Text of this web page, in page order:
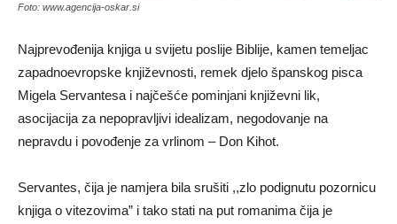
Foto: www.agencija-oskar.si
Najprevođenija knjiga u svijetu poslije Biblije, kamen temeljac
zapadnoevropske književnosti, remek djelo španskog pisca
Migela Servantesa i najčešće pominjani književni lik,
asocijacija za nepopravljivi idealizam, negodovanje na
nepravdu i povođenje za vrlinom – Don Kihot.
Servantes, čija je namjera bila srušiti ,,zlo podignutu pozornicu
knjiga o vitezovima” i tako stati na put romanima čija je